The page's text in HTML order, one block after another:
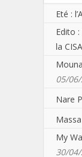
Eté :
Edito
la
05/
Nare
Massa
My
30/